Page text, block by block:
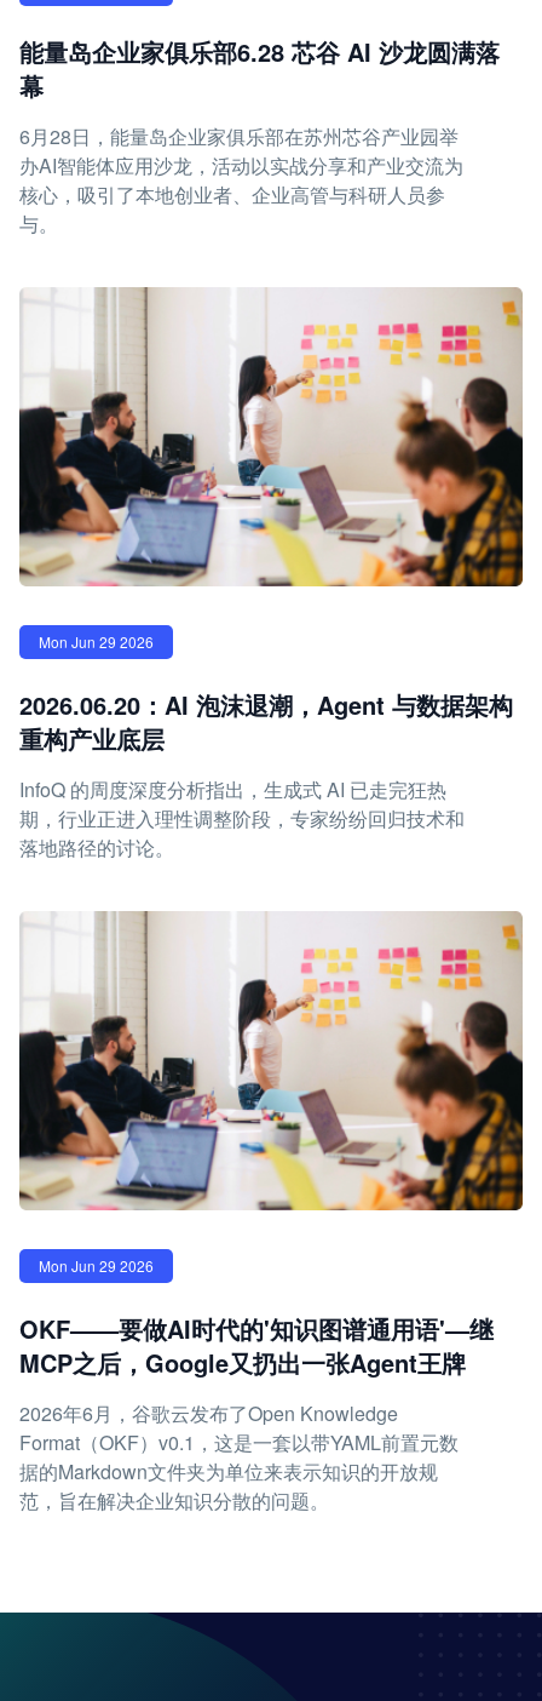
能量岛企业家俱乐部6.28 芯谷 AI 沙龙圆满落
幕
6月28日，能量岛企业家俱乐部在苏州芯谷产业园举
办AI智能体应用沙龙，活动以实战分享和产业交流为
核心，吸引了本地创业者、企业高管与科研人员参
与。
Mon Jun 29 2026
2026.06.20：AI 泡沫退潮，Agent 与数据架构
重构产业底层
InfoQ 的周度深度分析指出，生成式 AI 已走完狂热
期，行业正进入理性调整阶段，专家纷纷回归技术和
落地路径的讨论。
Mon Jun 29 2026
OKF——要做AI时代的'知识图谱通用语'—继
MCP之后，Google又扔出一张Agent王牌
2026年6月，谷歌云发布了Open Knowledge
Format（OKF）v0.1，这是一套以带YAML前置元数
据的Markdown文件夹为单位来表示知识的开放规
范，旨在解决企业知识分散的问题。